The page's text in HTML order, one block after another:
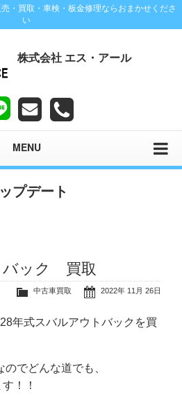
・買取・車検・板金修理ならおまかせくださ
い
株式会社 エス・アール
MENU
プデート
ック 買取
2022年 11月 26日
中古車買取
年式スバルアウトバックを買
でどんな道でも、
！！